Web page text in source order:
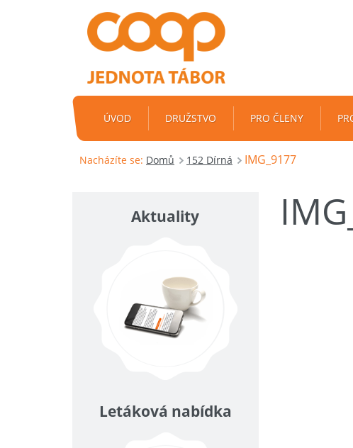
ÚVOD DRUŽSTVO PRO ČLENY
Nacházíte se: Domů 152 Dírná IMG_9177
Aktuality
Letáková nabídka